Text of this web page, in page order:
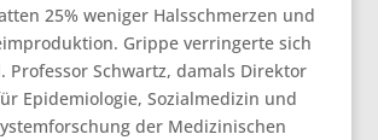
25% weniger Halsschmerzen und
Grippe verringerte sich
Professor Schwartz, damals Direktor
Epidemiologie, Sozialmedizin und
der Medizinischen